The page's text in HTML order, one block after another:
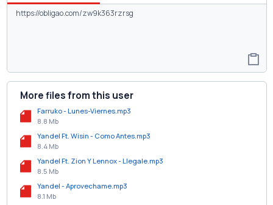
More files from this user
Farruko - Lunes-Viernes.mp3
8.8 Mb
Yandel Ft. Wisin - Como Antes.mp3
8.4 Mb
Yandel Ft. Zion Y Lennox - Llegale.mp3
8.5 Mb
Yandel - Aprovechame.mp3
8.1 Mb